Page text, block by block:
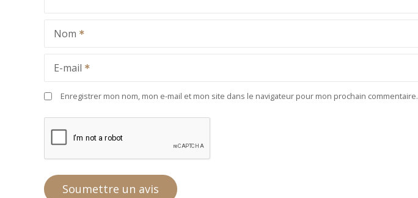
Nom
E-mail
Enregistrer mon nom, mon e-mail et mon site dans le navigateur pour mon prochain commentaire.